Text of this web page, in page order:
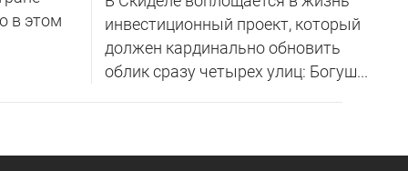
в этом
инвестиционный проект, который
должен кардинально обновить
облик сразу четырех улиц: Богуш...